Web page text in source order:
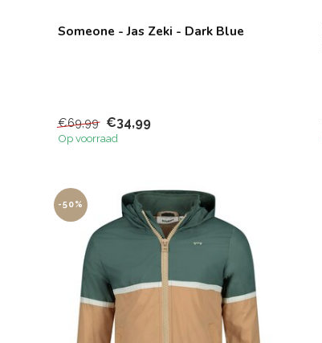
Someone - Jas Zeki - Dark Blue
€69,99 €34,99
Op voorraad
-50%